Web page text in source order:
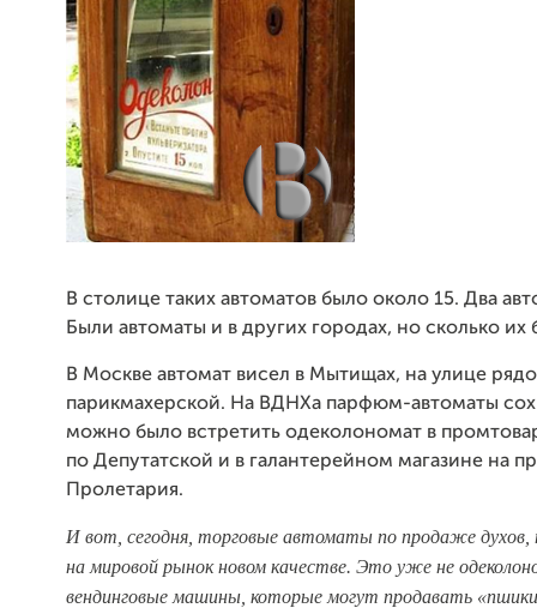
В столице таких автоматов было около 15. Два
Были автоматы и в других городах, но сколько
В Москве автомат висел в Мытищах, на улице
парикмахерской. На ВДНХа парфюм-автоматы
можно было встретить одеколономат в
по Депутатской и в галантерейном магазине на
Пролетария.
И вот, сегодня, торговые автоматы по продаже духов,
на мировой рынок новом качестве. Это уже не
вендинговые машины, которые могут продавать